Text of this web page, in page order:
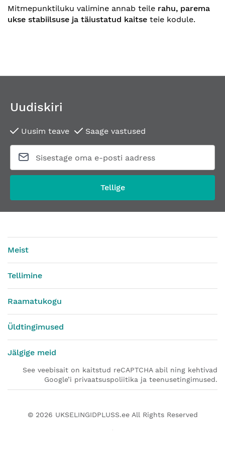
Mitmepunktiluku valimine annab teile rahu, parema
ukse stabiilsuse ja täiustatud kaitse teie kodule.
Uudiskiri
Uusim teave Saage vastused
Tellige
Meist
Tellimine
Raamatukogu
Üldtingimused
Jälgige meid
See veebisait on kaitstud reCAPTCHA abil ning kehtivad
Google’i privaatsuspoliitika ja teenusetingimused.
© 2026 UKSELINGIDPLUSS.eeAll Rights Reserved